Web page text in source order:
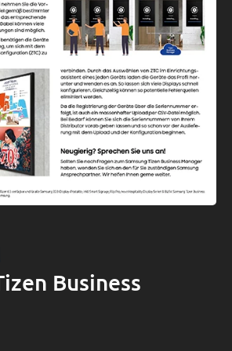
Business